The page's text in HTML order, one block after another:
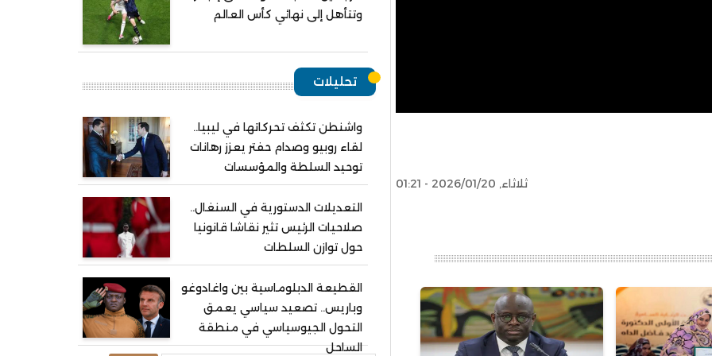
ثلاثاء, 2026/01/20 - 01:21
وتتأهل إلى نهائي كأس العالم
تحليلات
واشنطن تكثف تحركاتها في ليبيا..
لقاء روبيو وصدام حفتر يعزز رهانات
توحيد السلطة والمؤسسات
التعديلات الدستورية في السنغال..
صلاحيات الرئيس تثير نقاشا قانونيا
حول توازن السلطات
القطيعة الدبلوماسية بين واغادوغو
وباريس.. تصعيد سياسي يعمق
التحول الجيوسياسي في منطقة
الساحل